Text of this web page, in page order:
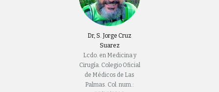
Dr, S. Jorge Cruz
Suarez
Lcdo. en Medicina y
Cirugía. Colegio Oficial
de Médicos de Las
Palmas. Col. num.: